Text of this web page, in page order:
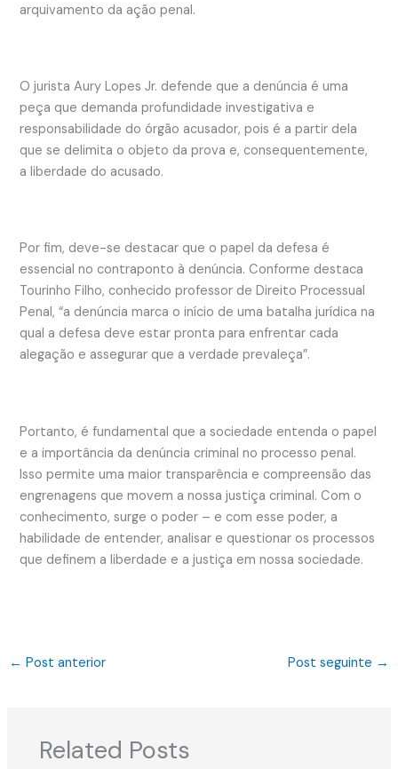
arquivamento da ação penal.
O jurista Aury Lopes Jr. defende que a denúncia é uma
peça que demanda profundidade investigativa e
responsabilidade do órgão acusador, pois é a partir dela
que se delimita o objeto da prova e, consequentemente,
a liberdade do acusado.
Por fim, deve-se destacar que o papel da defesa é
essencial no contraponto à denúncia. Conforme destaca
Tourinho Filho, conhecido professor de Direito Processual
Penal, “a denúncia marca o início de uma batalha jurídica na
qual a defesa deve estar pronta para enfrentar cada
alegação e assegurar que a verdade prevaleça”.
Portanto, é fundamental que a sociedade entenda o papel
e a importância da denúncia criminal no processo penal.
Isso permite uma maior transparência e compreensão das
engrenagens que movem a nossa justiça criminal. Com o
conhecimento, surge o poder – e com esse poder, a
habilidade de entender, analisar e questionar os processos
que definem a liberdade e a justiça em nossa sociedade.
← Post anterior Post seguinte →
Related Posts